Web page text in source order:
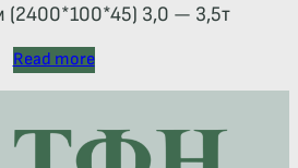
3,0 — 3,5т
Read more